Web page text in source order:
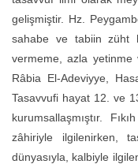
gelişmiştir. Hz.
sahabe ve tabiin züht
vermeme, azla yetinme
Râbia El-Adeviyye,
Tasavvufi hayat 12. ve
kurumsallaşmıştır.
zâhiriyle ilgilenirken,
dünyasıyla, kalbiyle